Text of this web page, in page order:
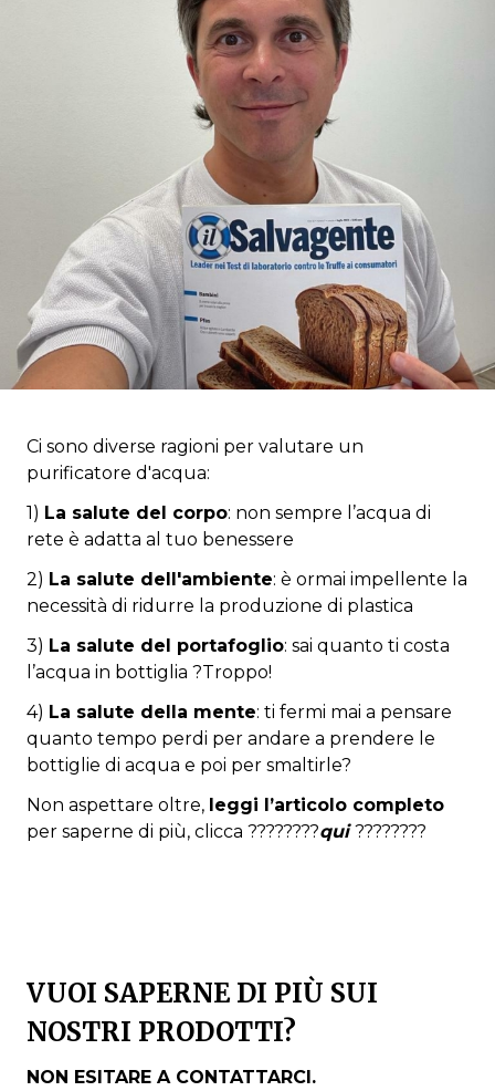
Ci sono diverse ragioni per valutare un
purificatore d'acqua:
1) La salute del corpo: non sempre l’acqua di
rete è adatta al tuo benessere
2) La salute dell'ambiente: è ormai impellente la
necessità di ridurre la produzione di plastica
3) La salute del portafoglio: sai quanto ti costa
l’acqua in bottiglia ?Troppo!
4) La salute della mente: ti fermi mai a pensare
quanto tempo perdi per andare a prendere le
bottiglie di acqua e poi per smaltirle?
Non aspettare oltre, leggi l’articolo completo
per saperne di più, clicca ????????qui????????
VUOI SAPERNE DI PIÙ SUI
NOSTRI PRODOTTI?
NON ESITARE A CONTATTARCI.